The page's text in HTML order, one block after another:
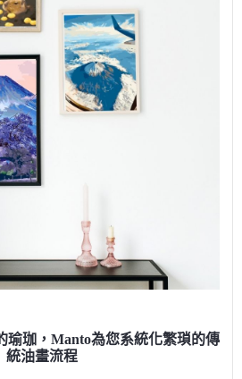
瑜珈，Manto為您系統化繁瑣的傳
統油畫流程